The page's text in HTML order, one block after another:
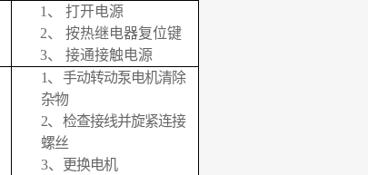
1、 打开电源
2、 按热继电器复位键
3、 接通接触电源
1、
手动转动泵电机清除
杂物
2、
检查接线并旋紧连接
螺丝
3、
更换电机